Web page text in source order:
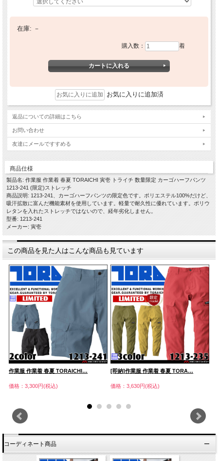
在庫: －
購入数： 着
お気に入りに追加済
返品についての詳細はこちら
お問い合わせ
友達にメールですすめる
商品仕様
製品名: 作業服 作業着 春夏 TORAICHI 寅壱 トライチ 数量限定 カーゴハーフパンツ
1213-241 (限定)ストレッチ
商品説明: 1213-241、カーゴハーフパンツの限定色です。ポリエステル100%だけど、
吸汗拡散に富んだ機能素材を使用しています。軽量で耐久性に優れています。ポリウ
レタンを入れたストレッチではないので、経年劣化しません。
型番: 1213-241
メーカー: 寅壱
この商品を見た人はこんな商品も見ています
作業服 作業着 春夏 TORAICHI…
価格：3,300円(税込)
[即納]作業服 作業着 春夏 TORA…
価格：3,630円(税込)
コーディネート商品